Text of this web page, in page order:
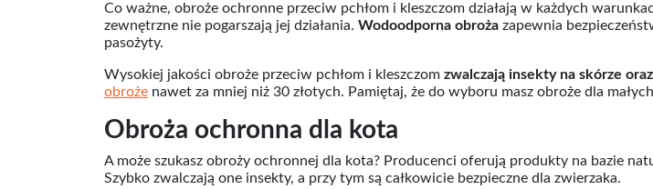
Co ważne, obroże ochronne przeciw pchłom i kleszczom działają w każdych
zewnętrzne nie pogarszają jej działania. Wodoodporna obroża zapewnia
pasożyty.
Wysokiej jakości obroże przeciw pchłom i kleszczom zwalczają insekty na skórze
obroże nawet za mniej niż 30 złotych. Pamiętaj, że do wyboru masz obroże dla
Obroża ochronna dla kota
A może szukasz obroży ochronnej dla kota? Producenci oferują produkty na bazie
Szybko zwalczają one insekty, a przy tym są całkowicie bezpieczne dla zwierzaka.